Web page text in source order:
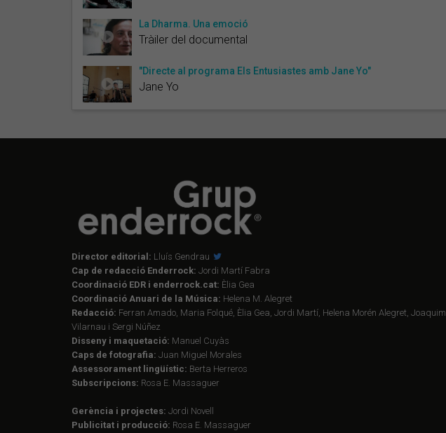
La Dharma. Una emoció
Tràiler del documental
"Directe al programa Els Entusiastes amb Jane Yo"
Jane Yo
Director editorial: Lluís Gendrau
Cap de redacció Enderrock: Jordi Martí Fabra
Coordinació EDR i enderrock.cat: Èlia Gea
Coordinació Anuari de la Música: Helena M. Alegret
Redacció: Ferran Amado, Maria Folqué, Èlia Gea, Jordi Martí, Helena Morén Alegret, Joaquim
Vilarnau i Sergi Núñez
Disseny i maquetació: Manuel Cuyàs
Caps de fotografia: Juan Miguel Morales
Assessorament lingüístic: Berta Herreros
Subscripcions: Rosa E. Massaguer
Gerència i projectes: Jordi Novell
Publicitat i producció: Rosa E. Massaguer